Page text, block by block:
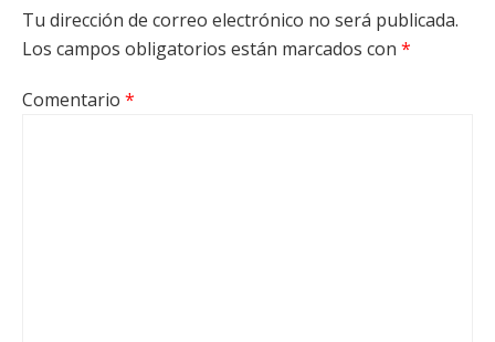
Tu dirección de correo electrónico no será publicada.
Los campos obligatorios están marcados con *
Comentario *